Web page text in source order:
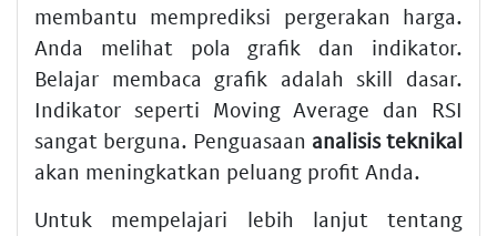
membantu memprediksi pergerakan harga.
Anda melihat pola grafik dan indikator.
Belajar membaca grafik adalah skill dasar.
Indikator seperti Moving Average dan RSI
sangat berguna. Penguasaan analisis teknikal
akan meningkatkan peluang profit Anda.
Untuk mempelajari lebih lanjut tentang